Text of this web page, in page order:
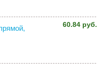
60.84 руб.